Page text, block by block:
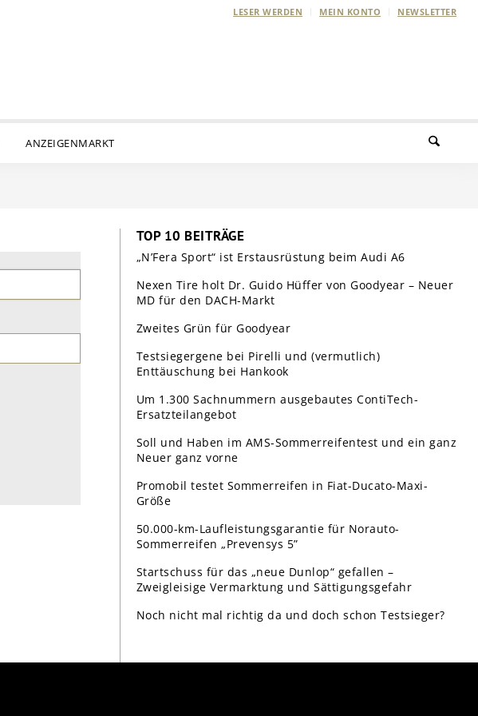
LESER WERDEN MEIN KONTO NEWSLETTER
ANZEIGENMARKT
TOP 10 BEITRÄGE
„N’Fera Sport“ ist Erstausrüstung beim Audi A6
Nexen Tire holt Dr. Guido Hüffer von Goodyear – Neuer
MD für den DACH-Markt
Zweites Grün für Goodyear
Testsiegergene bei Pirelli und (vermutlich)
Enttäuschung bei Hankook
Um 1.300 Sachnummern ausgebautes ContiTech-
Ersatzteilangebot
Soll und Haben im AMS-Sommerreifentest und ein ganz
Neuer ganz vorne
Promobil testet Sommerreifen in Fiat-Ducato-Maxi-
Größe
50.000-km-Laufleistungsgarantie für Norauto-
Sommerreifen „Prevensys 5”
Startschuss für das „neue Dunlop“ gefallen –
Zweigleisige Vermarktung und Sättigungsgefahr
Noch nicht mal richtig da und doch schon Testsieger?